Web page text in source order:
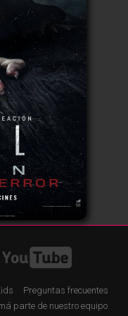
Preguntas frecuentes
parte de nuestro equipo